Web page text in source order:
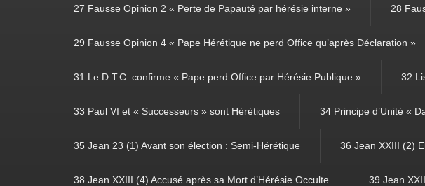
27 Fausse Opinion 2 « Perte de Papauté par hérésie interne » 28
29 Fausse Opinion 4 « Pape Hérétique ne perd Office qu’après Déclaration »
31 Le D.T.C. confirme « Pape perd Office par Hérésie Publique » 32
33 Paul VI et « Successeurs » sont Hérétiques 34 Principe d’Unité «
35 Jean 23 (1) Avant son élection : Semi-Hérétique 36 Jean XXIII (2)
38 Jean XXIII (4) Accusé après sa Mort d’Hérésie Occulte 39 Jean